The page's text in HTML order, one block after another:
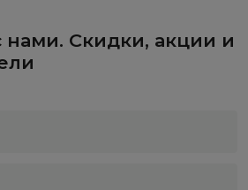
нами. Скидки, акции и